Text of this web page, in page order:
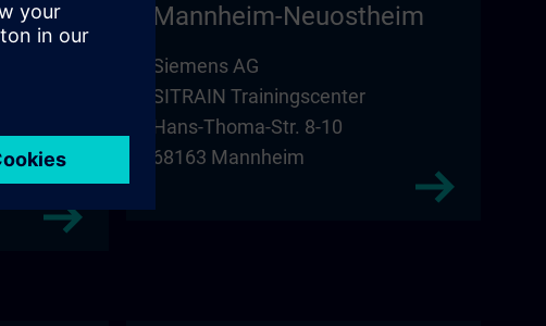
Mannheim-Neuostheim
Siemens AG
SITRAIN Trainingscenter
Hans-Thoma-Str. 8-10
68163 Mannheim